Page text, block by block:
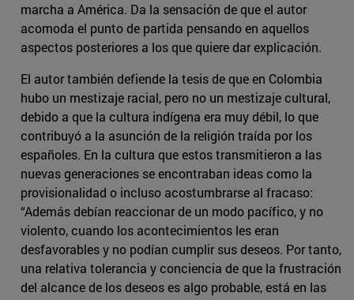
marcha a América. Da la sensación de que el autor
acomoda el punto de partida pensando en aquellos
aspectos posteriores a los que quiere dar explicación.
El autor también defiende la tesis de que en Colombia
hubo un mestizaje racial, pero no un mestizaje cultural,
debido a que la cultura indígena era muy débil, lo que
contribuyó a la asunción de la religión traída por los
españoles. En la cultura que estos transmitieron a las
nuevas generaciones se encontraban ideas como la
provisionalidad o incluso acostumbrarse al fracaso:
“Además debían reaccionar de un modo pacífico, y no
violento, cuando los acontecimientos les eran
desfavorables y no podían cumplir sus deseos. Por tanto,
una relativa tolerancia y conciencia de que la frustración
del alcance de los deseos es algo probable, está en las